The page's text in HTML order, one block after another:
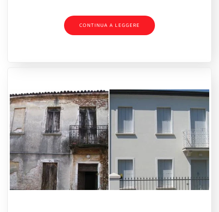
CONTINUA A LEGGERE